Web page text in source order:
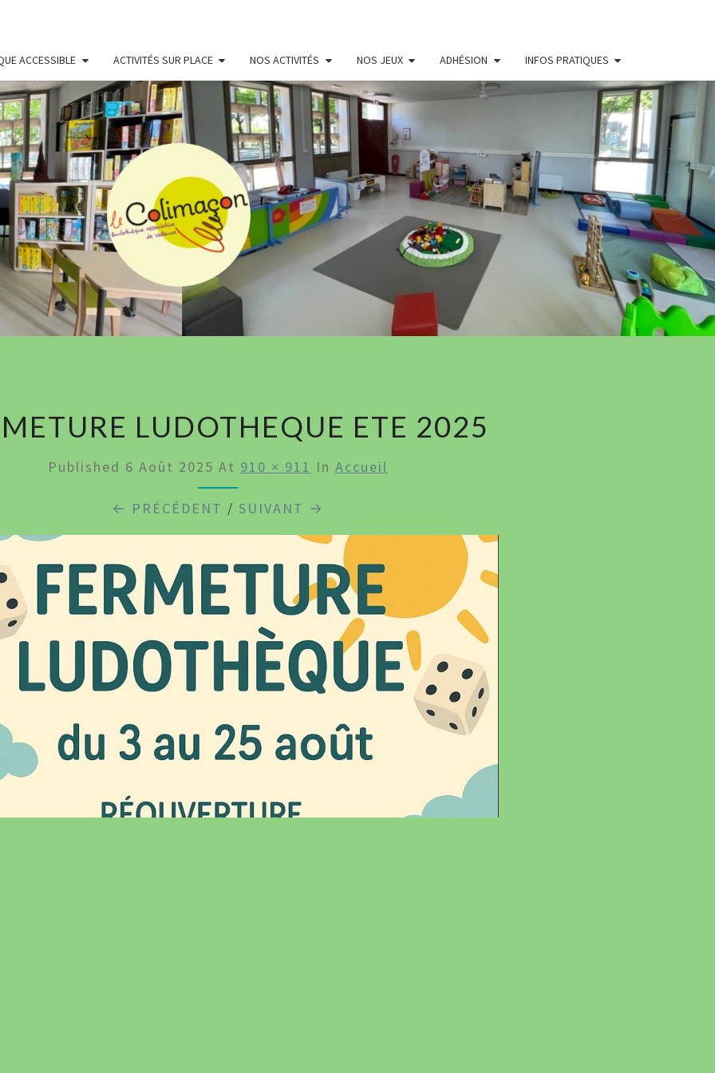
ACCESSIBLE ACTIVITÉS SUR PLACE NOS ACTIVITÉS NOS JEUX ADHÉSION INFOS PRATIQUES
LUDOTHÈQUE
LE
LUDOTHEQUE ETE 2025
Published 6 Août 2025 At 910 × 911 In Accueil
← PRÉCÉDENT / SUIVANT →